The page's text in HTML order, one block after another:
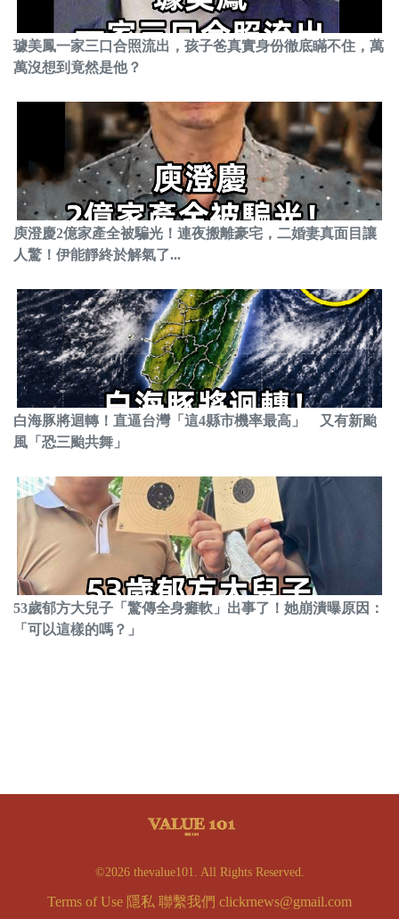
璩美鳳一家三口合照流出，孩子爸真實身份徹底瞞不住，萬
萬沒想到竟然是他？
庾澄慶2億家產全被騙光！連夜搬離豪宅，二婚妻真面目讓
人驚！伊能靜終於解氣了...
白海豚將迴轉！直逼台灣「這4縣市機率最高」 又有新颱
風「恐三颱共舞」
53歲郁方大兒子「驚傳全身癱軟」出事了！她崩潰曝原因：
「可以這樣的嗎？」
©2026 thevalue101. All Rights Reserved.
Terms of Use 隱私 聯繫我們 clickrnews@gmail.com